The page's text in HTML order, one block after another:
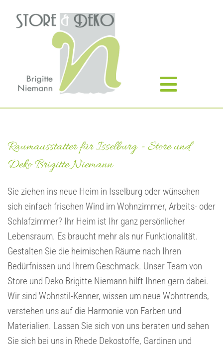
Raumausstatter für Isselburg - Store und
Deko Brigitte Niemann
Sie ziehen ins neue Heim in Isselburg oder wünschen
sich einfach frischen Wind im Wohnzimmer, Arbeits- oder
Schlafzimmer? Ihr Heim ist Ihr ganz persönlicher
Lebensraum. Es braucht mehr als nur Funktionalität.
Gestalten Sie die heimischen Räume nach Ihren
Bedürfnissen und Ihrem Geschmack. Unser Team von
Store und Deko Brigitte Niemann hilft Ihnen gern dabei.
Wir sind Wohnstil-Kenner, wissen um neue Wohntrends,
verstehen uns auf die Harmonie von Farben und
Materialien. Lassen Sie sich von uns beraten und sehen
Sie sich bei uns in Rhede Dekostoffe, Gardinen und